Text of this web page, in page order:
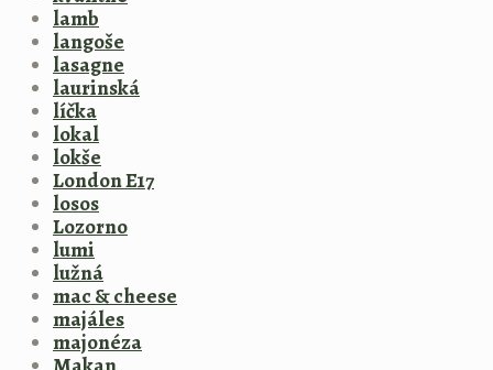
lamb
langoše
lasagne
laurinská
líčka
lokal
lokše
London E17
losos
Lozorno
lumi
lužná
mac & cheese
majáles
majonéza